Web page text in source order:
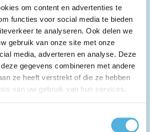
om content en advertenties te
functies voor social media te bieden
te analyseren. Ook delen we
gebruik van onze site met onze
media, adverteren en analyse. Deze
gegevens combineren met andere
ze heeft verstrekt of die ze hebben
van uw gebruik van hun services.
over dit project?
555000